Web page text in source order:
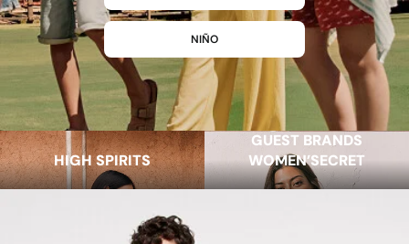
NIÑO
HIGH SPIRITS
GUEST BRANDS
WOMEN’SECRET